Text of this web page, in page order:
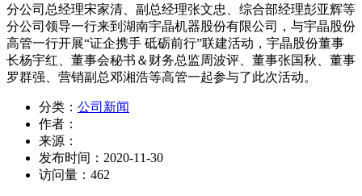
分公司总经理宋家清、副总经理张文忠、综合部经理彭亚辉等
分公司领导一行来到湖南宇晶机器股份有限公司，与宇晶股份
高管一行开展“证企携手 砥砺前行”联建活动，宇晶股份董事
长杨宇红、董事会秘书＆财务总监周波评、董事张国秋、董事
罗群强、营销副总邓湘浩等高管一起参与了此次活动。
分类： 公司新闻
作者：
来源：
发布时间： 2020-11-30
访问量： 462